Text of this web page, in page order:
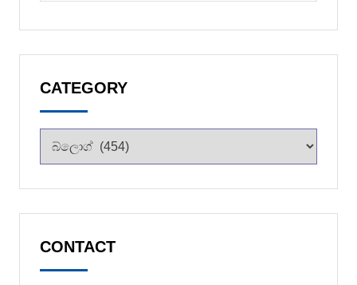
CATEGORY
CONTACT